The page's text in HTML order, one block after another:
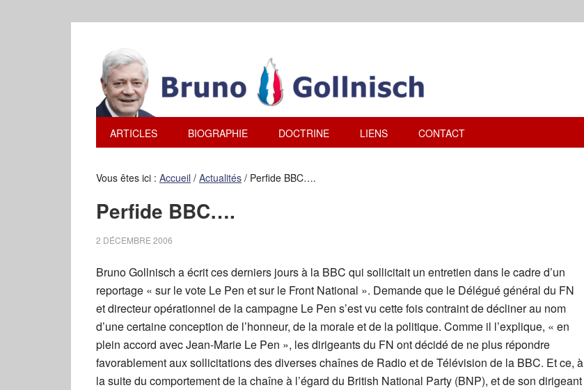
ARTICLES BIOGRAPHIE DOCTRINE LIENS CONTACT
Vous êtes ici : Accueil / Actualités / Perfide BBC….
Perfide BBC….
2 DÉCEMBRE 2006
Bruno Gollnisch a écrit ces derniers jours à la BBC qui sollicitait un entretien dans le cadre d’un
reportage « sur le vote Le Pen et sur le Front National ». Demande que le Délégué général du FN
et directeur opérationnel de la campagne Le Pen s’est vu cette fois contraint de décliner au nom
d’une certaine conception de l’honneur, de la morale et de la politique. Comme il l’explique, « en
plein accord avec Jean-Marie Le Pen », les dirigeants du FN ont décidé de ne plus répondre
favorablement aux sollicitations des diverses chaînes de Radio et de Télévision de la BBC. Et ce, à
la suite du comportement de la chaîne à l’égard du British National Party (BNP), et de son dirigeant